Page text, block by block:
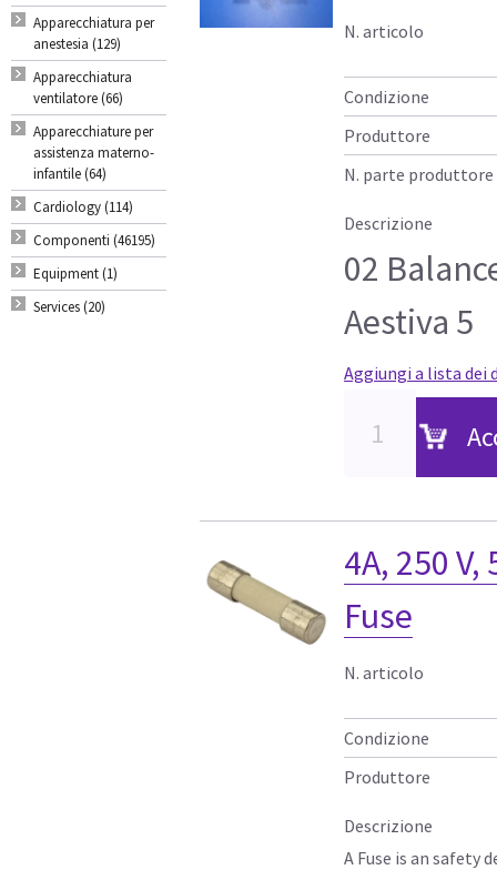
Apparecchiatura per
anestesia (129)
Apparecchiatura
ventilatore (66)
Apparecchiature per
assistenza materno-
infantile (64)
Cardiology (114)
Componenti (46195)
Equipment (1)
Services (20)
N. articolo
Condizione
Produttore
N. parte produttore
Descrizione
02
Aestiva 5
Aggiungi a lista dei
4A, 250
Fuse
N. articolo
Condizione
Produttore
Descrizione
A Fuse is an safety